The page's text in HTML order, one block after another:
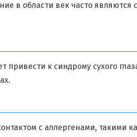
в области век часто являются
привести к синдрому сухого
с аллергенами, такими